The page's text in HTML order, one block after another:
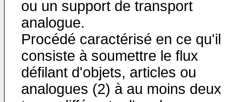
ou un support de transport
analogue.
Procédé caractérisé en ce qu'il
consiste à soumettre le flux
défilant d'objets, articles ou
analogues (2) à au moins deux